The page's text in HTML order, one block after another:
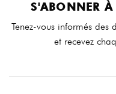
S'ABONNER À
Tenez-vous informés des
et recevez